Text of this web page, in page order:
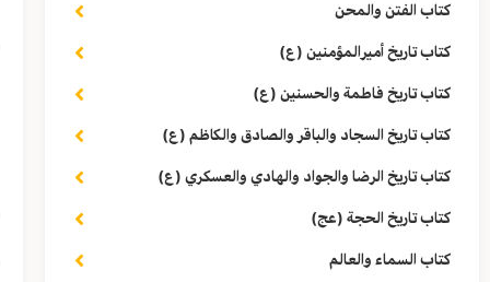
كتاب الفتن والمحن
كتاب تاريخ أميرالمؤمنين (ع)
كتاب تاريخ فاطمة والحسنين (ع)
كتاب تاريخ السجاد والباقر والصادق والكاظم (ع)
كتاب تاريخ الرضا والجواد والهادي والعسكري (ع)
كتاب تاريخ الحجة (عج)
كتاب السماء والعالم